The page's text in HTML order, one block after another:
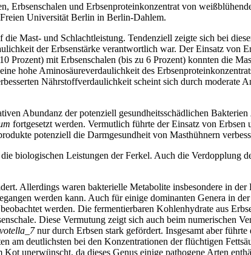
Erbsenschalen und Erbsenproteinkonzentrat von
Universität Berlin in Berlin-Dahlem.
Mast- und Schlachtleistung. Tendenziell zeigte sich bei
der Erbsenstärke verantwortlich war. Der Einsatz von
mit Erbsenschalen (bis zu 6 Prozent) konnten die
hohe Aminosäureverdaulichkeit des
Nährstoffverdaulichkeit scheint sich durch moderate
Abundanz der potenziell gesundheitsschädlichen Bakterien
fortgesetzt werden. Vermutlich führte der Einsatz von Erbsen
potenziell die Darmgesundheit von Masthühnern
biologischen Leistungen der Ferkel. Auch die Verdopplung
Allerdings waren bakterielle Metabolite insbesondere in der
werden kann. Auch für einige dominanten Genera in
werden. Die fermentierbaren Kohlenhydrate aus
Diese Vermutung zeigt sich auch beim numerischen
nur durch Erbsen stark gefördert. Insgesamt aber
am deutlichsten bei den Konzentrationen der flüchtigen
Kot unerwünscht, da dieses Genus einige pathogene Arten